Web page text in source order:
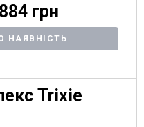
грн
НАЯВНІСТЬ
Trixie